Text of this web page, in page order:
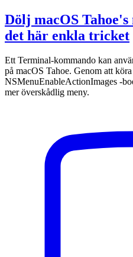
Dölj macOS
det här enkla tricket
Ett Terminal-kommando kan
på macOS Tahoe. Genom att
NSMenuEnableActionImages -
mer överskådlig meny.